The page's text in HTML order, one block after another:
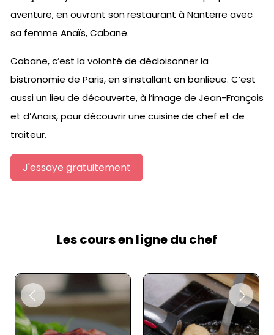
aventure, en ouvrant son restaurant à Nanterre avec
sa femme Anaïs, Cabane.
Cabane, c’est la volonté de décloisonner la
bistronomie de Paris, en s’installant en banlieue. C’est
aussi un lieu de découverte, à l’image de Jean-François
et d’Anaïs, pour découvrir une cuisine de chef et de
traiteur.
J'essaye gratuitement
Les cours en ligne du chef